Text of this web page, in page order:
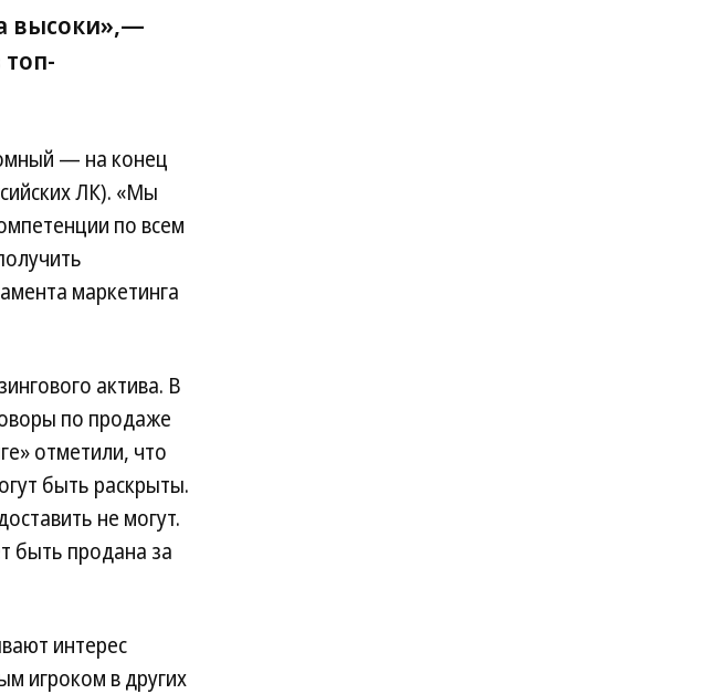
высоки»,—
— на конец
ЛК). «Мы
по всем
маркетинга
актива. В
по продаже
отметили, что
быть раскрыты.
не могут.
быть продана за
интерес
игроком в других